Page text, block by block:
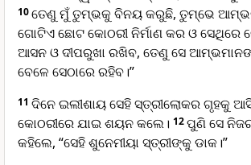
10ତେଣୁ ମୁଁ ତୁମ୍ଭକୁ ବିନୟ କରୁଛି, ତୁମ୍ଭେ
ଗୋଟିଏ ଛୋଟ କୋଠରୀ ନିର୍ମାଣ କର ଓ ସେଥିରେ
ଆସନ ଓ ଦୀପରୁଖା ରଖିବ, ତେଣୁ ସେ
ବେଳେ ସେଠାରେ ରହିବ।”
11 ଦିନେ ଇଲୀଶାୟ ସେହି ସ୍ତ୍ରୀଲୋକର ଗୃହକୁ
କୋଠରୀରେ ଯାଇ ଶୟନ କଲେ। 12ପୁଣି ସେ
କହିଲେ, “ସେହି ଶୁନେମୀୟା ସ୍ତ୍ରୀଙ୍କୁ ଡାକ।”